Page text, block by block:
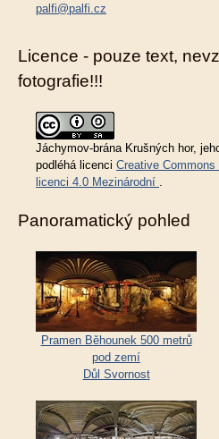
palfi@palfi.cz
Licence - pouze text,
fotografie!!!
Jáchymov-brána Krušných hor,
podléhá licenci Creative
licenci 4.0 Mezinárodní
Panoramatický pohled
Pramen Běhounek 500 metrů
pod zemí
Důl Svornost